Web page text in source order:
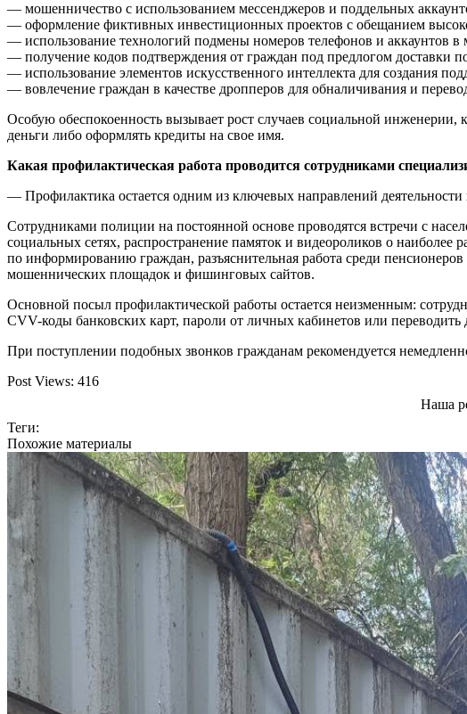
— мошенничество с использованием мессенджеров и поддельных
— оформление фиктивных инвестиционных проектов с обещанием
— использование технологий подмены номеров телефонов и аккаунтов в
— получение кодов подтверждения от граждан под предлогом доставки
— использование элементов искусственного интеллекта для создания
— вовлечение граждан в качестве дропперов для обналичивания и
Особую обеспокоенность вызывает рост случаев социальной
деньги либо оформлять кредиты на свое имя.
Какая профилактическая работа проводится сотрудниками
— Профилактика остается одним из ключевых направлений
Сотрудниками полиции на постоянной основе проводятся встречи с
социальных сетях, распространение памяток и видеороликов о
по информированию граждан, разъяснительная работа среди
мошеннических площадок и фишинговых сайтов.
Основной посыл профилактической работы остается неизменным:
CVV-коды банковских карт, пароли от личных кабинетов или
При поступлении подобных звонков гражданам рекомендуется
Post Views: 416
Наша
Теги:
Похожие материалы